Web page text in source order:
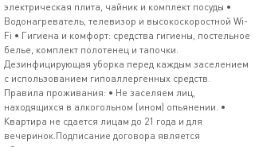
электрическая плита, чайник и комплект посуды •
Водонагреватель, телевизор и высокоскоростной Wi-
Fi • Гигиена и комфорт: средства гигиены, постельное
белье, комплект полотенец и тапочки.
Дезинфицирующая уборка перед каждым заселением
с использованием гипоаллергенных средств.
Правила проживания: • Не заселяем лиц,
находящихся в алкогольном (ином) опьянении. •
Квартира не сдается лицам до 21 года и для
вечеринок.Подписание договора является